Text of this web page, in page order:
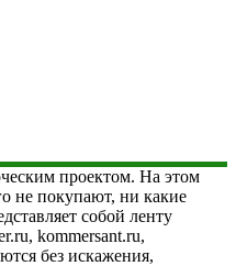
проектом. На этом
не покупают, ни какие
собой ленту
kommersant.ru,
без искажения,